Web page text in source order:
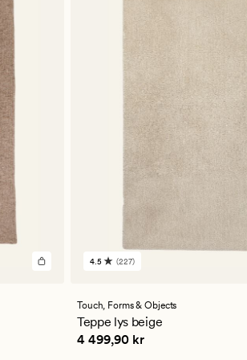
227
en
gjennomsnittlig
vurdering
på
4.5 (227)
Touch, Forms & Objects
Teppe lys beige
Pris 4 499,90 kr
4 499,90 kr